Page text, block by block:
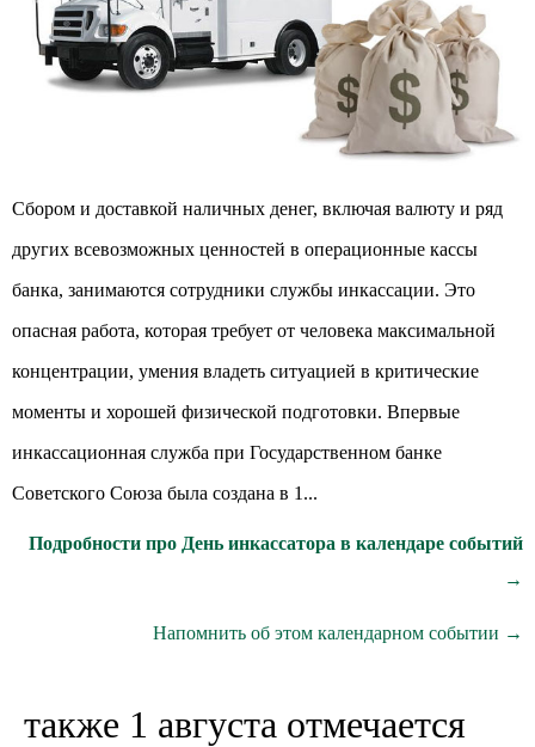
Сбором и доставкой наличных денег, включая валюту и ряд
других всевозможных ценностей в операционные кассы
банка, занимаются сотрудники службы инкассации. Это
опасная работа, которая требует от человека максимальной
концентрации, умения владеть ситуацией в критические
моменты и хорошей физической подготовки. Впервые
инкассационная служба при Государственном банке
Советского Союза была создана в 1...
Подробности про День инкассатора в календаре событий
→
Напомнить об этом календарном событии →
также 1 августа отмечается